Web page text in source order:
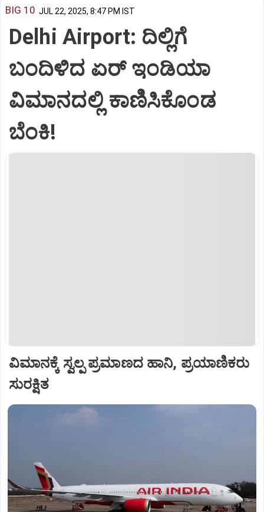
BIG 10 JUL 22, 2025, 8:47 PM IST
Delhi Airport: ದಿಲ್ಲಿಗೆ
ಬಂದಿಳಿದ ಏರ್‌ ಇಂಡಿಯಾ
ವಿಮಾನದಲ್ಲಿ ಕಾಣಿಸಿಕೊಂಡ
ಬೆಂಕಿ!
ವಿಮಾನಕ್ಕೆ ಸ್ವಲ್ಪ ಪ್ರಮಾಣದ ಹಾನಿ, ಪ್ರಯಾಣಿಕರು
ಸುರಕ್ಷಿತ